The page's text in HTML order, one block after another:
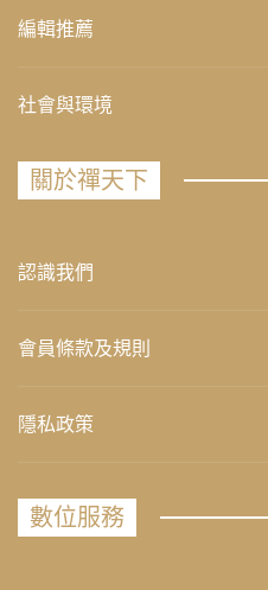
編輯推薦
社會與環境
關於禪天下
認識我們
會員條款及規則
隱私政策
數位服務